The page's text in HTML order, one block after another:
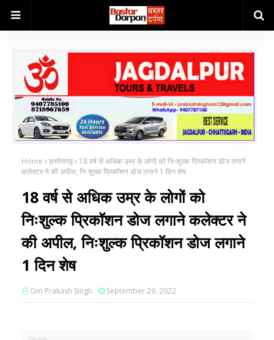
Home छत्तीसगढ़
18 वर्ष से अधिक उम्र के लोगों को निःशुल्क प्रिकॉशन डोज लगाने
कलेक्टर ने की अपील, निःशुल्क प्रिकॉशन डोज लगाने 1 दिन शेष
18 वर्ष से अधिक उम्र के लोगों को
निःशुल्क प्रिकॉशन डोज लगाने कलेक्टर ने
की अपील, निःशुल्क प्रिकॉशन डोज लगाने
1 दिन शेष
Om Prakash Singh September 29, 2022